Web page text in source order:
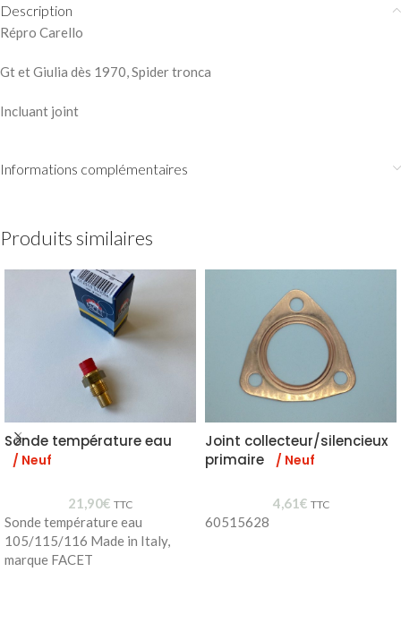
Description
Répro Carello
Gt et Giulia dès 1970, Spider tronca
Incluant joint
Informations complémentaires
Produits similaires
Sonde température eau
/ Neuf
21,90€ TTC
Sonde température eau
105/115/116 Made in Italy,
marque FACET
Joint collecteur/silencieux
primaire
/ Neuf
4,61€ TTC
60515628